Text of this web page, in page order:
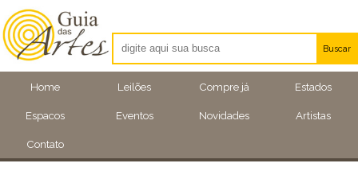
Home Leilões Compre já Estados
Espacos Eventos Novidades Artistas
Contato
Buscar
Artistas
Eventos